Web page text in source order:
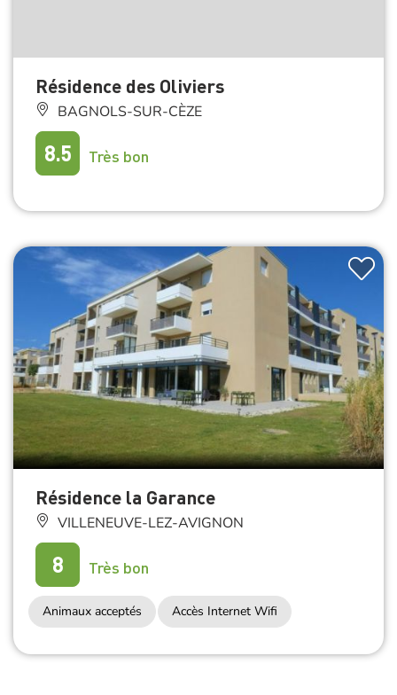
Résidence des Oliviers
BAGNOLS-SUR-CÈZE
8.5 Très bon
Résidence la Garance
VILLENEUVE-LEZ-AVIGNON
8 Très bon
Animaux acceptés Accès Internet Wifi